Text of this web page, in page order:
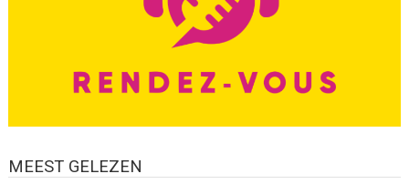
MEEST GELEZEN